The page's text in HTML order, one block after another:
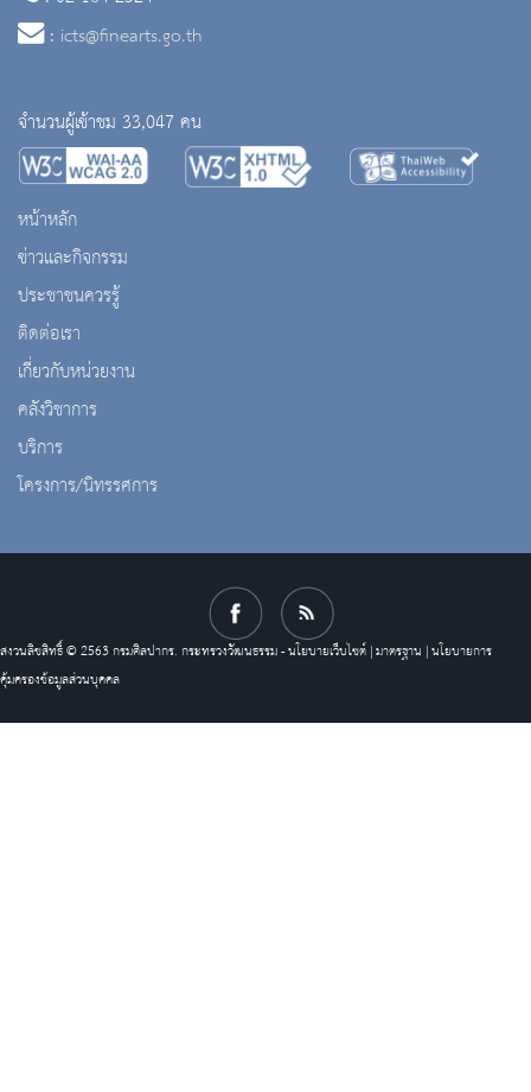
: icts@finearts.go.th
จำนวนผู้เข้าชม 33,047 คน
หน้าหลัก
ข่าวและกิจกรรม
ประชาชนควรรู้
ติดต่อเรา
เกี่ยวกับหน่วยงาน
คลังวิชาการ
บริการ
โครงการ/นิทรรศการ
สงวนลิขสิทธิ์ © 2563 กรมศิลปากร. กระทรวงวัฒนธรรม -นโยบายเว็บไซต์|มาตรฐาน |นโยบายการ
คุ้มครองข้อมูลส่วนบุคคล